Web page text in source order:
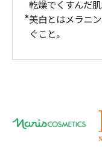
乾燥でくすんだ肌
美白とはメラニン
ぐこと。